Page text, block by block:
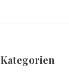
Kategorien